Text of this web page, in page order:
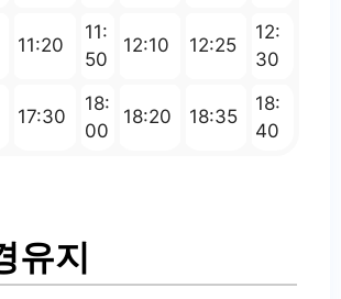
11:20
11:
50
12:10 12:25
12:
30
17:30
18:
00
18:20 18:35
18:
40
유지